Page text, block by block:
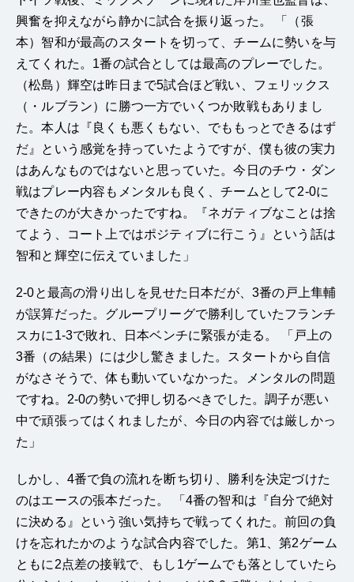
興奮を抑えながら静かに試合を振り返った。 「（張
本）智和が最高のスタートを切って、チームに勢いを与
えてくれた。1番の試合としては最高のプレーでした。
（松島）輝空は昨日まで5試合ほど戦い、フェリックス
（・ルブラン）に勝つ一方でいくつか敗戦もありまし
た。本人は『良くも悪くもない、でももっとできるはず
だ』という感覚を持っていたようですが、僕も彼の実力
はあんなものではないと思っていた。今日のチウ・ダン
戦はプレー内容もメンタルも良く、チームとして2-0に
できたのが大きかったですね。『ネガティブなことは捨
てよう、コート上ではポジティブに行こう』という話は
智和と輝空に伝えていました」
2-0と最高の滑り出しを見せた日本だが、3番の戸上隼輔
が誤算だった。グループリーグで勝利していたフランチ
スカに1-3で敗れ、日本ベンチに緊張が走る。 「戸上の
3番（の結果）には少し驚きました。スタートから自信
がなさそうで、体も動いていなかった。メンタルの問題
ですね。2-0の勢いで押し切るべきでした。調子が悪い
中で頑張ってはくれましたが、今日の内容では厳しかっ
た」
しかし、4番で負の流れを断ち切り、勝利を決定づけた
のはエースの張本だった。 「4番の智和は『自分で絶対
に決める』という強い気持ちで戦ってくれた。前回の負
けを忘れたかのような試合内容でした。第1、第2ゲーム
ともに2点差の接戦で、もし1ゲームでも落としていたら